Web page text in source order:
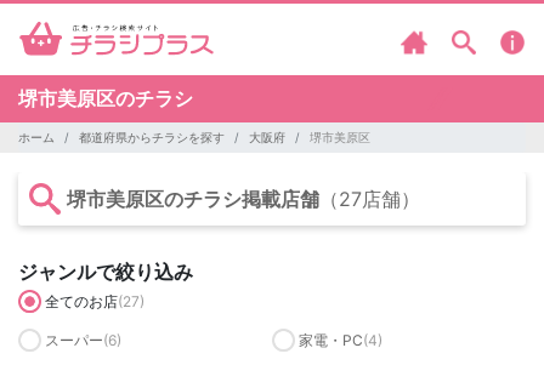
堺市美原区のチラシ
ホーム 都道府県からチラシを探す 大阪府 堺市美原区
堺市美原区のチラシ掲載店舗 （27店舗）
ジャンルで絞り込み
全てのお店(27)
スーパー(6) 家電・PC(4)